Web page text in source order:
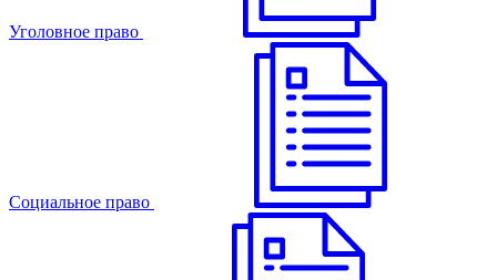
Уголовное право
Cоциальное право